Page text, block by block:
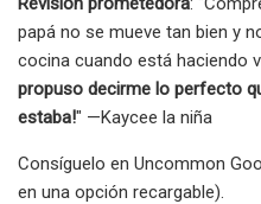
papá no se mueve tan bien y
cocina cuando está haciendo
propuso decirme lo perfecto
estaba!" —Kaycee la niña
Consíguelo en Uncommon
en una opción recargable).